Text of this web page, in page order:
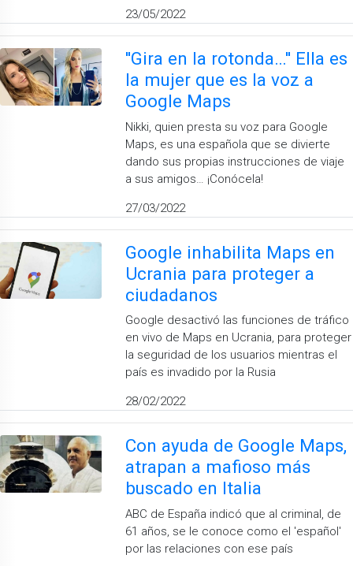
23/05/2022
''Gira en la rotonda…'' Ella es
la mujer que es la voz a
Google Maps
Nikki, quien presta su voz para Google
Maps, es una española que se divierte
dando sus propias instrucciones de viaje
a sus amigos… ¡Conócela!
27/03/2022
Google inhabilita Maps en
Ucrania para proteger a
ciudadanos
Google desactivó las funciones de tráfico
en vivo de Maps en Ucrania, para proteger
la seguridad de los usuarios mientras el
país es invadido por la Rusia
28/02/2022
Con ayuda de Google Maps,
atrapan a mafioso más
buscado en Italia
ABC de España indicó que al criminal, de
61 años, se le conoce como el 'español'
por las relaciones con ese país